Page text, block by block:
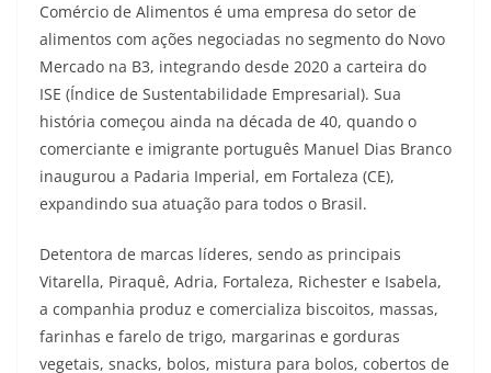
Comércio de Alimentos é uma empresa do setor de
alimentos com ações negociadas no segmento do Novo
Mercado na B3, integrando desde 2020 a carteira do
ISE (Índice de Sustentabilidade Empresarial). Sua
história começou ainda na década de 40, quando o
comerciante e imigrante português Manuel Dias Branco
inaugurou a Padaria Imperial, em Fortaleza (CE),
expandindo sua atuação para todos o Brasil.
Detentora de marcas líderes, sendo as principais
Vitarella, Piraquê, Adria, Fortaleza, Richester e Isabela,
a companhia produz e comercializa biscoitos, massas,
farinhas e farelo de trigo, margarinas e gorduras
vegetais, snacks, bolos, mistura para bolos, cobertos de